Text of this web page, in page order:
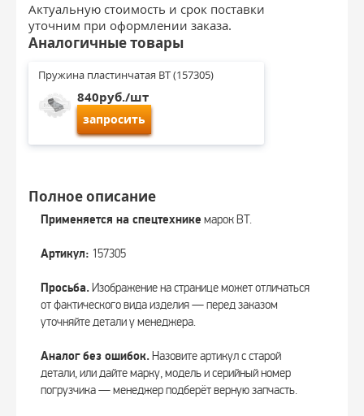
Актуальную стоимость и срок поставки
уточним при оформлении заказа.
Аналогичные товары
Пружина пластинчатая BT (157305)
840руб./шт
запросить
Полное описание
Применяется на спецтехнике марок BT.
Артикул: 157305
Просьба.Изображение на странице может отличаться
от фактического вида изделия — перед заказом
уточняйте детали у менеджера.
Аналог без ошибок.Назовите артикул с старой
детали, или дайте марку, модель и серийный номер
погрузчика — менеджер подберёт верную запчасть.